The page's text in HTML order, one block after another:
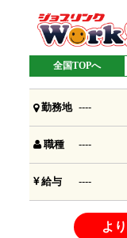
全国TOPへ
勤務地 ----
職種 ----
給与 ----
よ